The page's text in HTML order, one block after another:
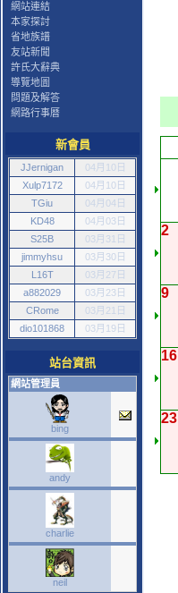
網站連結
本家探討
省地族譜
友站新聞
許氏大辭典
導覽地圖
問題及解答
網路行事曆
新會員
JJernigan
04月10日
Xulp7172
04月10日
TGiu
04月04日
KD48
04月03日
S25B
03月31日
jimmyhsu
03月30日
L16T
03月27日
a882029
03月23日
CRome
03月21日
dio101868
03月19日
站台資訊
網站管理員
bing
andy
charlie
neil
2
9
16
23